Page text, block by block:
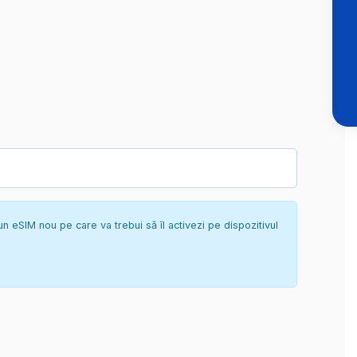
eSIM nou pe care va trebui să îl activezi pe dispozitivul